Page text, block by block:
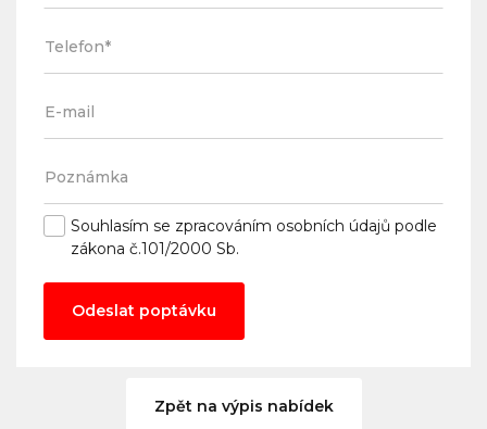
Souhlasím se zpracováním osobních údajů podle
zákona č.101/2000 Sb.
Odeslat poptávku
Zpět na výpis nabídek